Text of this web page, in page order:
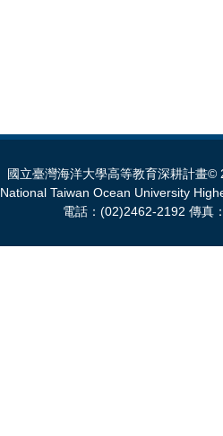
國立臺灣海洋大學高等教育深耕計畫©
National Taiwan Ocean University
電話：(02)2462-2192 傳真